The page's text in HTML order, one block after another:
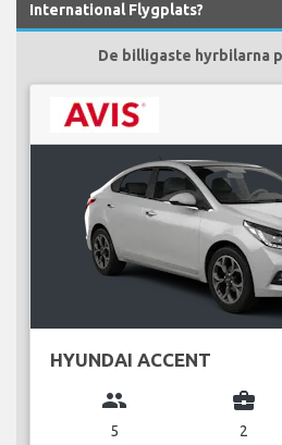
International Flygplats?
De billigaste hyrbilarna
HYUNDAI ACCENT
group
5
business_center
2